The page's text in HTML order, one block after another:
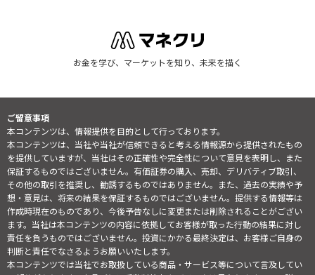
お金を学び、マーケットを知り、未来を描く
ご留意事項
本コンテンツは、情報提供を目的として行っております。
本コンテンツは、当社や当社が信頼できると考える情報源から提供されたもの
を提供していますが、当社はその正確性や完全性について意見を表明し、また
保証するものではございません。有価証券の購入、売却、デリバティブ取引、
その他の取引を推奨し、勧誘するものではありません。また、過去の実績や予
想・意見は、将来の結果を保証するものではございません。提供する情報等は
作成時現在のものであり、今後予告なしに変更または削除されることがござい
ます。当社は本コンテンツの内容に依拠してお客様が取った行動の結果に対し
責任を負うものではございません。投資にかかる最終決定は、お客様ご自身の
判断と責任でなさるようお願いいたします。
本コンテンツでは当社でお取扱している商品・サービス等について言及してい